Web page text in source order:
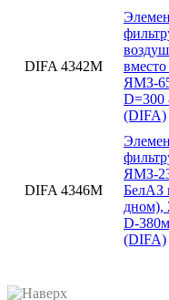
DIFA 4342М
ЯМЗ-
D=300
(DIFA)
DIFA 4346М
ЯМЗ-
БелАЗ
дном),
D-
(DIFA)